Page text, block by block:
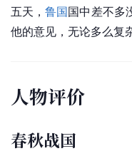
五天，鲁国国中差不多
他的意见，无论多么复
人物评价
春秋战国